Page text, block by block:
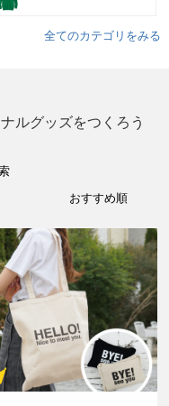
全てのカテゴリをみる
ルグッズをつくろう